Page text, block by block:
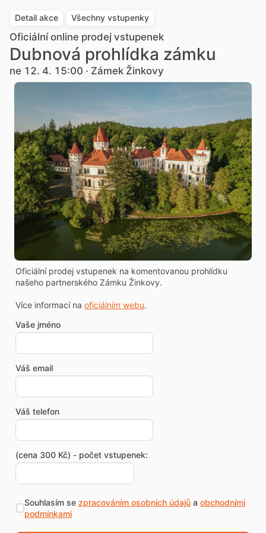
Detail akce Všechny vstupenky
Oficiální online prodej vstupenek
Dubnová prohlídka zámku
ne 12. 4. 15:00 · Zámek Žinkovy
Oficiální prodej vstupenek na komentovanou prohlídku
našeho partnerského Zámku Žinkovy.
Více informací na oficiálním webu.
Vaše jméno
Váš email
Váš telefon
(cena 300 Kč) - počet vstupenek:
Souhlasím se zpracováním osobních údajůa obchodními
podmínkami